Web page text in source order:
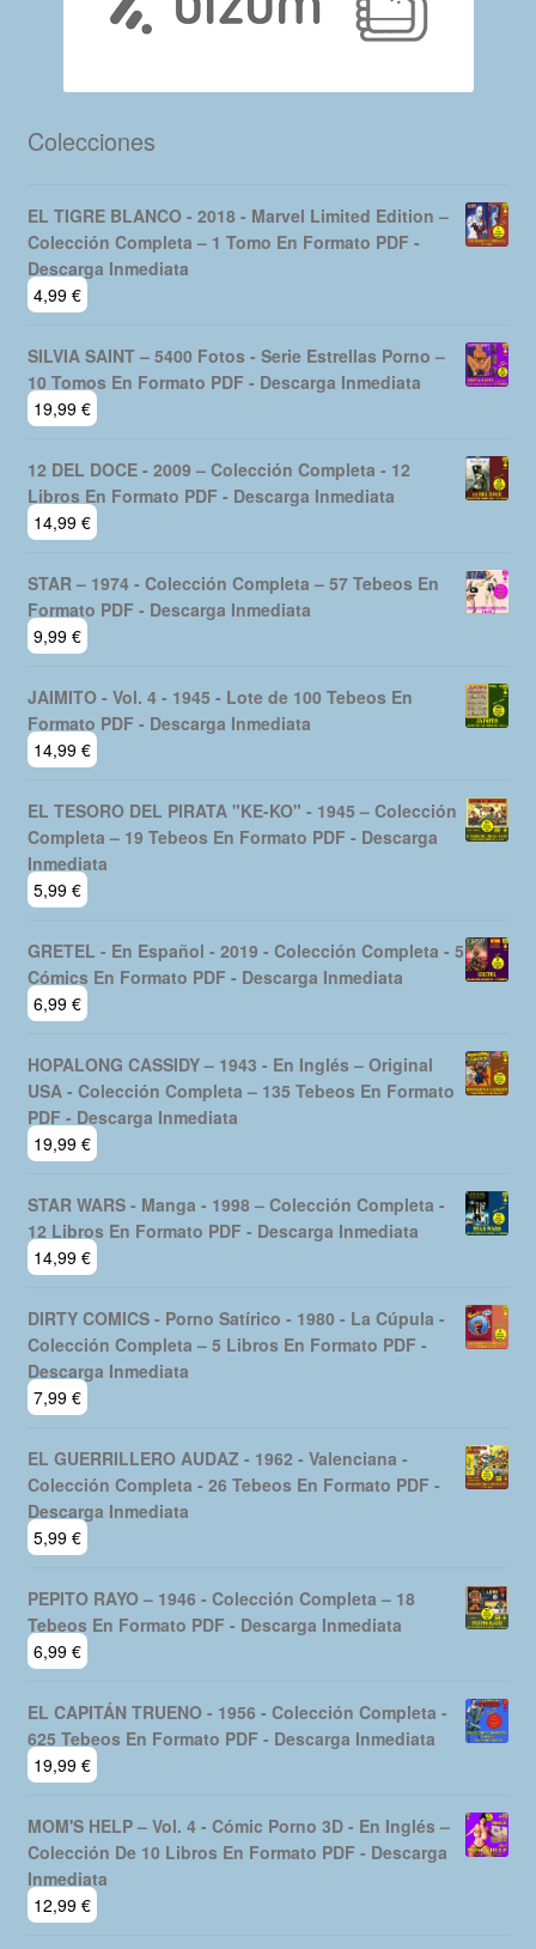
Colecciones
EL TIGRE BLANCO - 2018 - Marvel Limited Edition –
Colección Completa – 1 Tomo En Formato PDF -
Descarga Inmediata
4,99 €
SILVIA SAINT – 5400 Fotos - Serie Estrellas Porno –
10 Tomos En Formato PDF - Descarga Inmediata
19,99 €
12 DEL DOCE - 2009 – Colección Completa - 12
Libros En Formato PDF - Descarga Inmediata
14,99 €
STAR – 1974 - Colección Completa – 57 Tebeos En
Formato PDF - Descarga Inmediata
9,99 €
JAIMITO - Vol. 4 - 1945 - Lote de 100 Tebeos En
Formato PDF - Descarga Inmediata
14,99 €
EL TESORO DEL PIRATA "KE-KO" - 1945 – Colección
Completa – 19 Tebeos En Formato PDF - Descarga
Inmediata
5,99 €
GRETEL - En Español - 2019 - Colección Completa - 5
Cómics En Formato PDF - Descarga Inmediata
6,99 €
HOPALONG CASSIDY – 1943 - En Inglés – Original
USA - Colección Completa – 135 Tebeos En Formato
PDF - Descarga Inmediata
19,99 €
STAR WARS - Manga - 1998 – Colección Completa -
12 Libros En Formato PDF - Descarga Inmediata
14,99 €
DIRTY COMICS - Porno Satírico - 1980 - La Cúpula -
Colección Completa – 5 Libros En Formato PDF -
Descarga Inmediata
7,99 €
EL GUERRILLERO AUDAZ - 1962 - Valenciana -
Colección Completa - 26 Tebeos En Formato PDF -
Descarga Inmediata
5,99 €
PEPITO RAYO – 1946 - Colección Completa – 18
Tebeos En Formato PDF - Descarga Inmediata
6,99 €
EL CAPITÁN TRUENO - 1956 - Colección Completa -
625 Tebeos En Formato PDF - Descarga Inmediata
19,99 €
MOM'S HELP – Vol. 4 - Cómic Porno 3D - En Inglés –
Colección De 10 Libros En Formato PDF - Descarga
Inmediata
12,99 €